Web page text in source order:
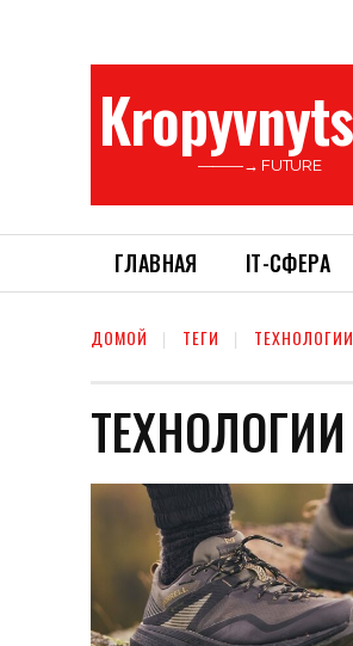
———→ FUTURE
ГЛАВНАЯ ІТ-СФЕРА
ДОМОЙ ТЕГИ ТЕХНОЛОГИИ
ТЕХНОЛОГИИ